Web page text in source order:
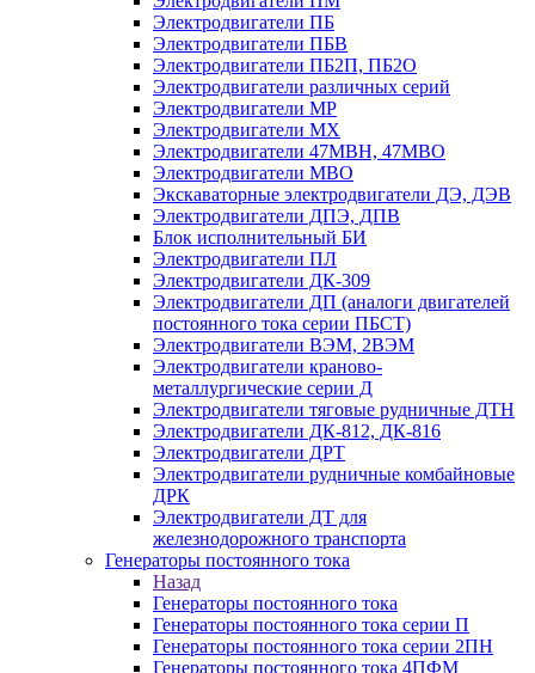
Электродвигатели ПБ
Электродвигатели ПБВ
Электродвигатели ПБ2П, ПБ2О
Электродвигатели различных серий
Электродвигатели МР
Электродвигатели MX
Электродвигатели 47MBH, 47МВО
Электродвигатели MBO
Экскаваторные электродвигатели ДЭ, ДЭВ
Электродвигатели ДПЭ, ДПВ
Блок исполнительный БИ
Электродвигатели ПЛ
Электродвигатели ДК-309
Электродвигатели ДП (аналоги двигателей
постоянного тока серии ПБСТ)
Электродвигатели ВЭМ, 2ВЭМ
Электродвигатели краново-
металлургические серии Д
Электродвигатели тяговые рудничные ДТН
Электродвигатели ДК-812, ДК-816
Электродвигатели ДРТ
Электродвигатели рудничные комбайновые
ДРК
Электродвигатели ДТ для
железнодорожного транспорта
Генераторы постоянного тока
Назад
Генераторы постоянного тока
Генераторы постоянного тока серии П
Генераторы постоянного тока серии 2ПН
Генераторы постоянного тока 4ПФМ